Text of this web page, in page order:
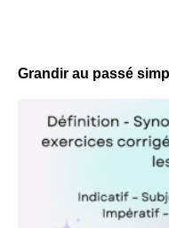
Grandir au passé